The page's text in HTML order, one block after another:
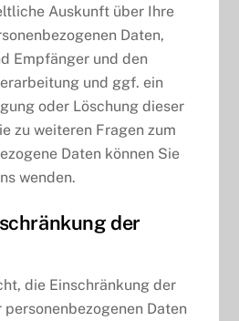
Auskunft über Ihre
Daten,
Empfänger und den
und ggf. ein
oder Löschung dieser
zu weiteren Fragen zum
Daten können Sie
wenden.
der
die Einschränkung der
Daten